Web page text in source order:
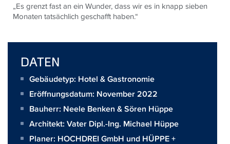
„Es grenzt fast an ein Wunder, dass wir es in knapp sieben
Monaten tatsächlich geschafft haben.“
DATEN
Gebäudetyp: Hotel & Gastronomie
Eröffnungsdatum: November 2022
Bauherr: Neele Benken & Sören Hüppe
Architekt: Vater Dipl.-Ing. Michael Hüppe
Planer: HOCHDREI GmbH und HÜPPE +